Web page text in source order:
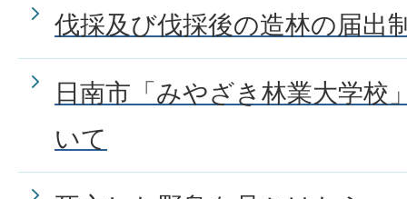
伐採及び伐採後の造林の届出
日南市「みやざき林業大学校
いて